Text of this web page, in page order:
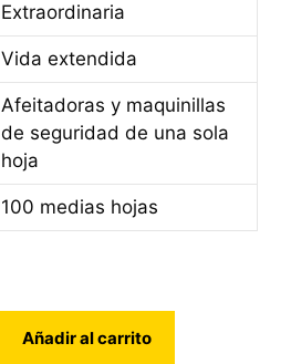
Extraordinaria
Vida extendida
Afeitadoras y maquinillas
de seguridad de una sola
hoja
100 medias hojas
Cuchillas
Añadir al carrito